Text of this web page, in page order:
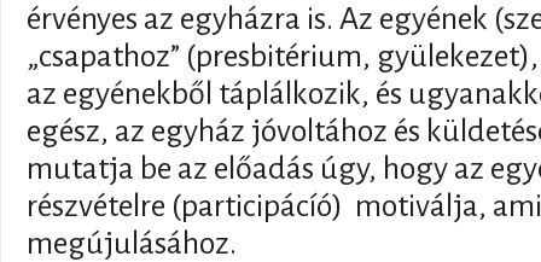
érvényes az egyházra is. Az egyének
„csapathoz” (presbitérium,
az egyénekből táplálkozik, és
egész, az egyház jóvoltához és
mutatja be az előadás úgy, hogy az
részvételre (participácíó) motiválja,
megújulásához.